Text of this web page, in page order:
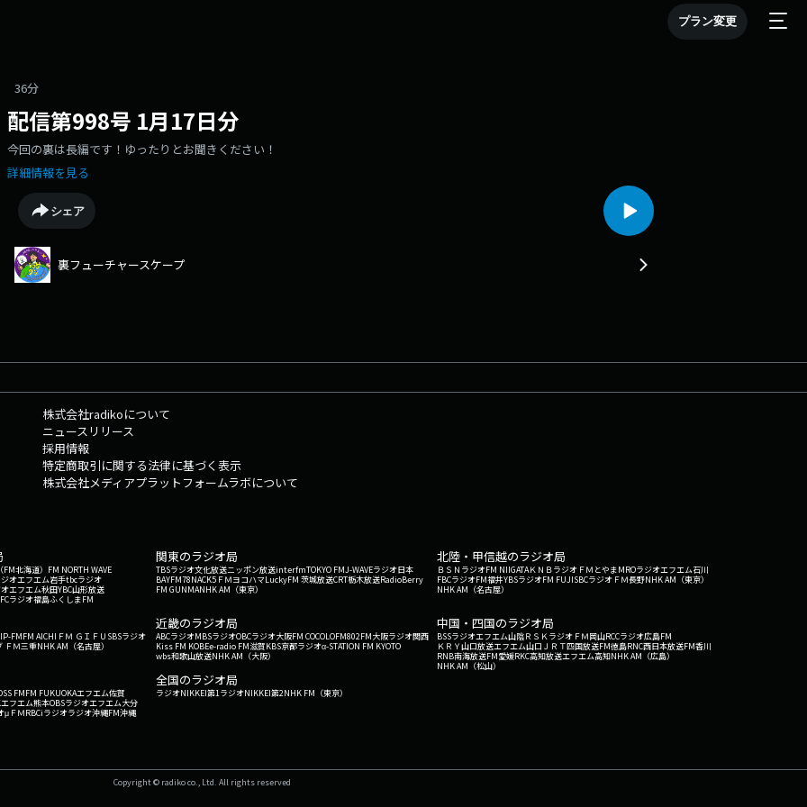
プラン変更
36分
配信第998号 1月17日分
今回の裏は長編です！ゆったりとお聞きください！
詳細情報を見る
シェア
裏フューチャースケープ
株式会社radikoについて
ニュースリリース
採用情報
特定商取引に関する法律に基づく表示
株式会社メディアプラットフォームラボについて
北海道） FM NORTH WAVE
オエフエム岩手tbcラジオ
エフエム秋田YBC山形放送
ラジオ福島ふくしまFM
関東のラジオ局
TBSラジオ文化放送ニッポン放送interfmTOKYO FMJ-WAVEラジオ日本
BAYFM78NACK5 ＦＭヨコハマLuckyFM 茨城放送CRT栃木放送RadioBerry
FM GUNMANHK AM（東京）
北陸・甲信越のラジオ局
ＢＳＮラジオFM NIIGATAＫＮＢラジオ ＦＭとやまMROラジオエフエム石川
FBCラジオFM福井YBSラジオFM FUJISBCラジオ ＦＭ長野NHK AM（東京）
NHK AM（名古屋）
FMFM AICHI ＦＭ ＧＩＦＵ SBSラジオ
ＦＭ三重NHK AM（名古屋）
近畿のラジオ局
ABCラジオMBSラジオOBCラジオ大阪FM COCOLOFM802FM大阪ラジオ関西
Kiss FM KOBEe-radio FM滋賀KBS京都ラジオα-STATION FM KYOTO
wbs和歌山放送NHK AM（大阪）
中国・四国のラジオ局
BSSラジオエフエム山陰ＲＳＫラジオ ＦＭ岡山RCCラジオ広島FM
ＫＲＹ山口放送エフエム山口 ＪＲＴ四国放送FM徳島RNC西日本放送FM香川
RNB南海放送FM愛媛RKC高知放送エフエム高知NHK AM（広島）
NHK AM（松山）
FMFM FUKUOKAエフエム佐賀
フエム熊本OBSラジオエフエム大分
μＦＭRBCiラジオラジオ沖縄FM沖縄
全国のラジオ局
ラジオNIKKEI第1ラジオNIKKEI第2NHK FM（東京）
Copyright © radiko co., Ltd. All rights reserved